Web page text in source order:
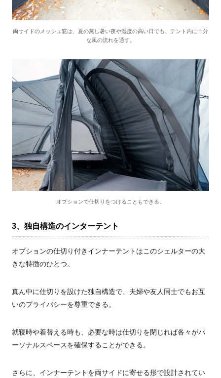
両サイドのメッシュ窓は、夏の蒸し暑い夜や湿度の高い日でも、テント内に十分
な風の流れを通す。
オプションで仕切りをつけることもできる。
3、独自構造のインターテント
オプションの仕切り付きインナーテントはこのシェルターの大
きな特徴のひとつ。
真ん中に仕切りを設けた独自構造で、夫婦や友人同士でもお互
いのプライバシーを尊重できる。
就寝時や着替える時も、必要な時は仕切りを閉じれば各々がパ
ーソナルスペースを確保することができる。
さらに、インナーテントを両サイドに寄せる形で設計されてい